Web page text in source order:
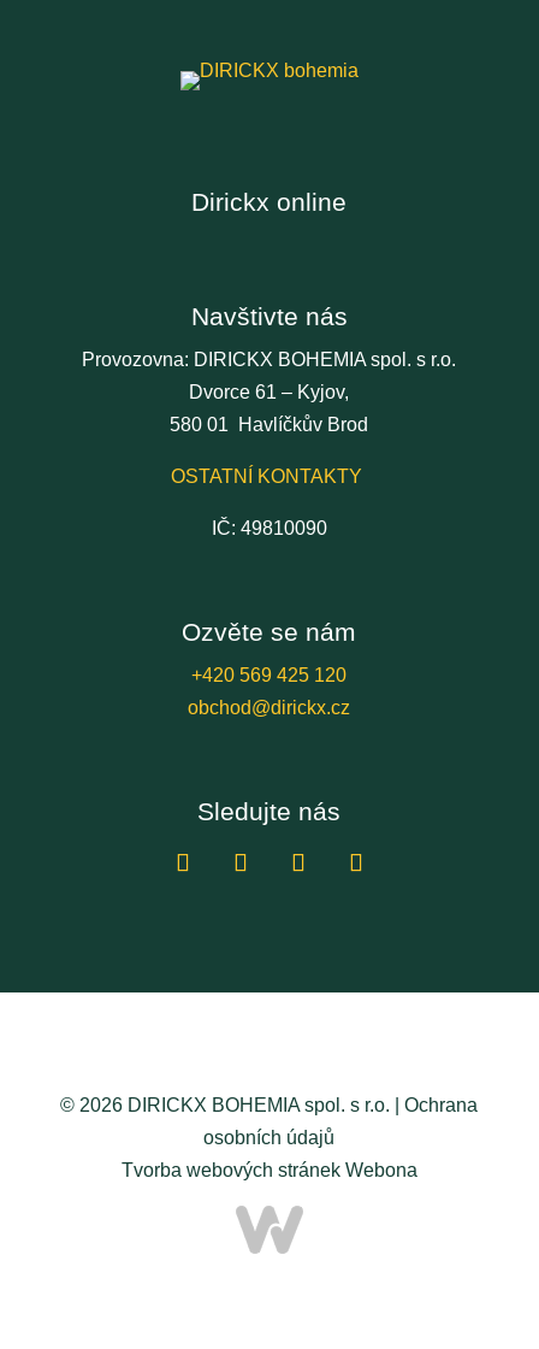
Dirickx online
Navštivte nás
Provozovna: DIRICKX BOHEMIA spol. s r.o.
Dvorce 61 – Kyjov,
580 01 Havlíčkův Brod
OSTATNÍ KONTAKTY
IČ: 49810090
Ozvěte se nám
+420 569 425 120
obchod@dirickx.cz
Sledujte nás
© 2026 DIRICKX BOHEMIA spol. s r.o. |Ochrana
osobních údajů
Tvorba webových stránek Webona